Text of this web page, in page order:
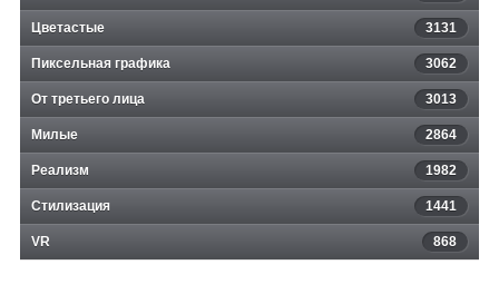
Цветастые 3131
Пиксельная графика 3062
От третьего лица 3013
Милые 2864
Реализм 1982
Стилизация 1441
VR 868